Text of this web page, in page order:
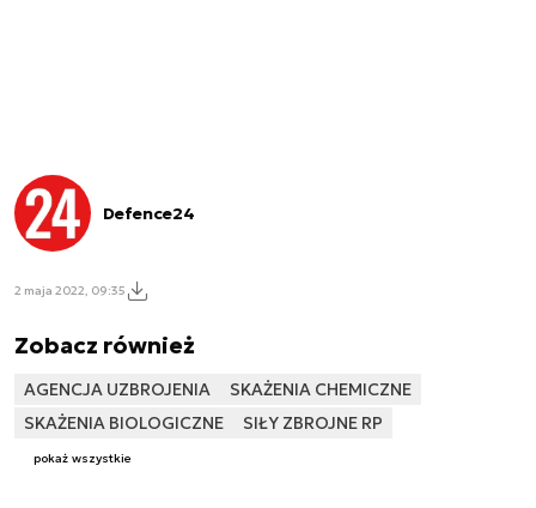
Defence24
2 maja 2022, 09:35
Zobacz również
AGENCJA UZBROJENIA
SKAŻENIA CHEMICZNE
SKAŻENIA BIOLOGICZNE
SIŁY ZBROJNE RP
pokaż wszystkie